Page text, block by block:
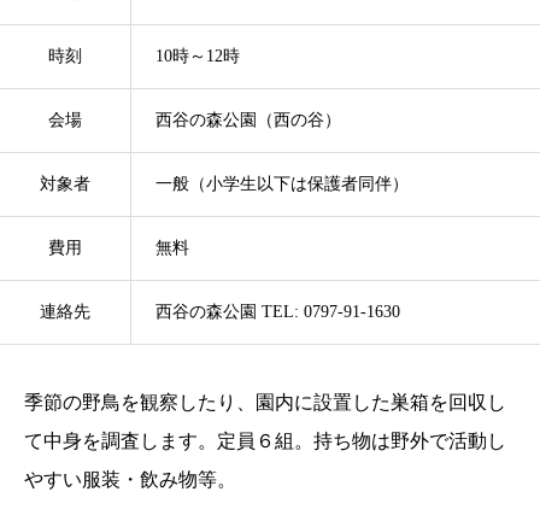
時刻 10時～12時
会場 西谷の森公園（西の谷）
対象者 一般（小学生以下は保護者同伴）
費用 無料
連絡先 西谷の森公園 TEL: 0797-91-1630
季節の野鳥を観察したり、園内に設置した巣箱を回収し
て中身を調査します。定員６組。持ち物は野外で活動し
やすい服装・飲み物等。